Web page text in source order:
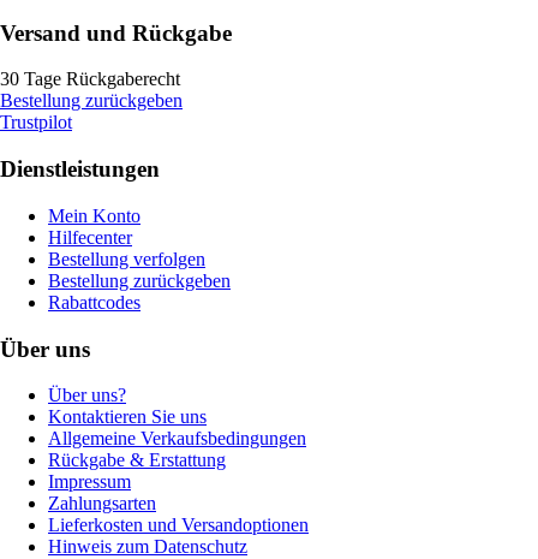
Versand und Rückgabe
30 Tage Rückgaberecht
Bestellung zurückgeben
Trustpilot
Dienstleistungen
Mein Konto
Hilfecenter
Bestellung verfolgen
Bestellung zurückgeben
Rabattcodes
Über uns
Über uns?
Kontaktieren Sie uns
Allgemeine Verkaufsbedingungen
Rückgabe & Erstattung
Impressum
Zahlungsarten
Lieferkosten und Versandoptionen
Hinweis zum Datenschutz